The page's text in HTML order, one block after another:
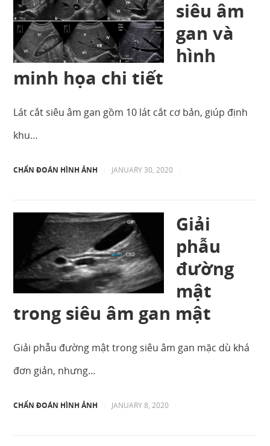
siêu âm
gan và
hình
minh họa chi tiết
Lát cắt siêu âm gan gồm 10 lát cắt cơ bản, giúp định
khu…
CHẨN ĐOÁN HÌNH ẢNH JANUARY 30, 2020
Giải
phẫu
đường
mật
trong siêu âm gan mật
Giải phẫu đường mật trong siêu âm gan mặc dù khá
đơn giản, nhưng…
CHẨN ĐOÁN HÌNH ẢNH JANUARY 8, 2020